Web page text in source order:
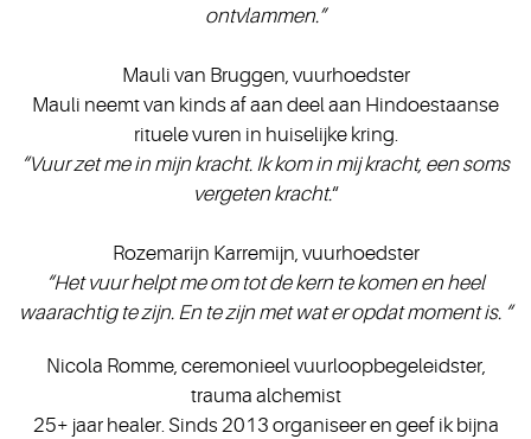
ontvlammen.”
Mauli van Bruggen, vuurhoedster
Mauli neemt van kinds af aan deel aan Hindoestaanse
rituele vuren in huiselijke kring.
“Vuur zet me in mijn kracht. Ik kom in mij kracht, een soms
vergeten kracht.“
Rozemarijn Karremijn, vuurhoedster
“Het vuur helpt me om tot de kern te komen en heel
waarachtig te zijn. En te zijn met wat er opdat moment is. “
Nicola Romme, ceremonieel vuurloopbegeleidster,
trauma alchemist
25+ jaar healer. Sinds 2013 organiseer en geef ik bijna